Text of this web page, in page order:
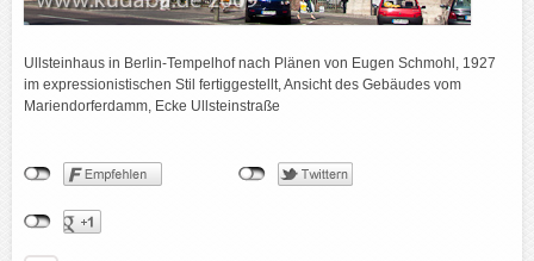
Ullsteinhaus in Berlin-Tempelhof nach Plänen von Eugen Schmohl, 1927
im expressionistischen Stil fertiggestellt, Ansicht des Gebäudes vom
Mariendorferdamm, Ecke Ullsteinstraße